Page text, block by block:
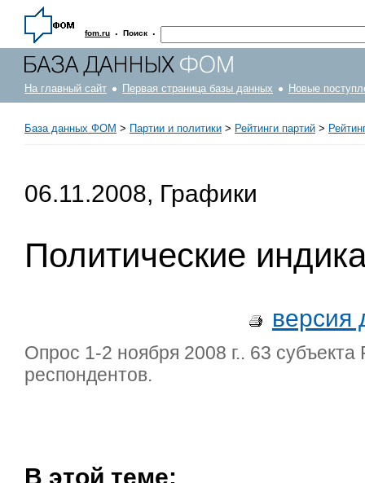
fom.ru · Поиск ·
На главный сайт Первая страница базы данных Новые
База данных ФОМ > Партии и политики > Рейтинги партий >
06.11.2008, Графики
Политические
версия
Опрос 1-2 ноября 2008 г.. 63
респондентов.
В этой теме: